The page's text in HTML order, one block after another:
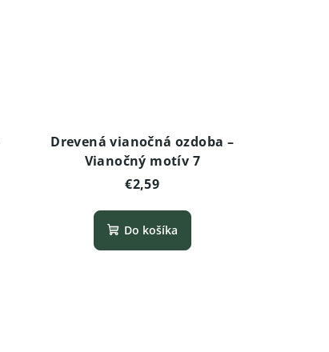
Drevená vianočná ozdoba –
Vianočný motív 7
€2,59
Do košíka